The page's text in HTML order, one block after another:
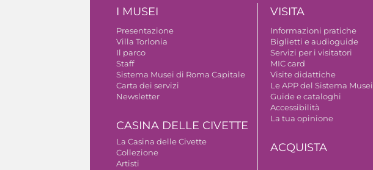
I MUSEI
Presentazione
Villa Torlonia
Il parco
Staff
Sistema Musei di Roma Capitale
Carta dei servizi
Newsletter
CASINA DELLE CIVETTE
La Casina delle Civette
Collezione
Artisti
VISITA
Informazioni pratiche
Biglietti e audioguide
Servizi per i visitatori
MIC card
Visite didattiche
Le APP del Sistema Musei
Guide e cataloghi
Accessibilità
La tua opinione
ACQUISTA